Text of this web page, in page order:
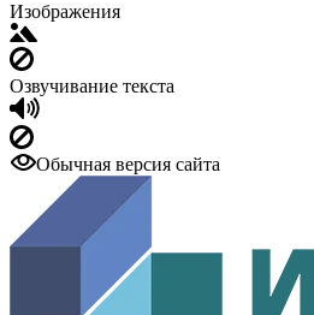
Изображения
Озвучивание текста
Обычная версия сайта